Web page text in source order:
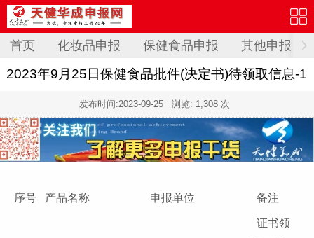
首页 化妆品申报 保健食品申报 其他申报
2023年9月25日保健食品批件(决定书)待领取信息-1
发布时间:2023-09-25 浏览: 1,308 次
序号 产品名称 申报单位 备注
证书领